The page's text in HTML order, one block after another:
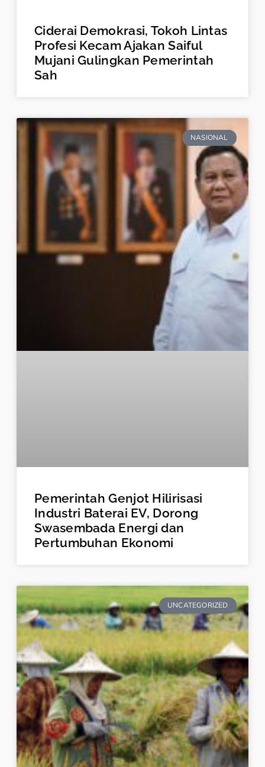
Ciderai Demokrasi, Tokoh Lintas
Profesi Kecam Ajakan Saiful
Mujani Gulingkan Pemerintah
Sah
NASIONAL
Pemerintah Genjot Hilirisasi
Industri Baterai EV, Dorong
Swasembada Energi dan
Pertumbuhan Ekonomi
UNCATEGORIZED